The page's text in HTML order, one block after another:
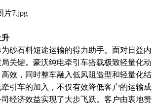
升
砂石料短途运输的得力助手。面对日益内
关键。豪沃纯电牵引车搭载极致轻量化动
效，同时整车融入低风阻造型和轻量化结
引车的加入，不仅有效降低客户的运输成
经济效益实现了大步飞跃。客户由衷地赞